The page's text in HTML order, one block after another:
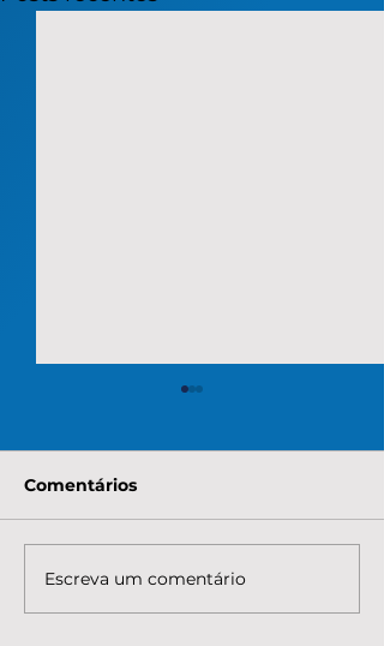
Quanto é necessário
pagar para renegociar
Comentários
Escreva um comentário